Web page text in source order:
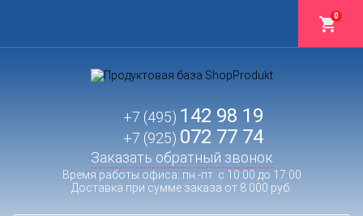
0
+7 (495) 142 98 19
+7 (925) 072 77 74
Заказать обратный звонок
Время работы офиса: пн.-пт. с 10:00 до 17:00
Доставка при сумме заказа от 8 000 руб.